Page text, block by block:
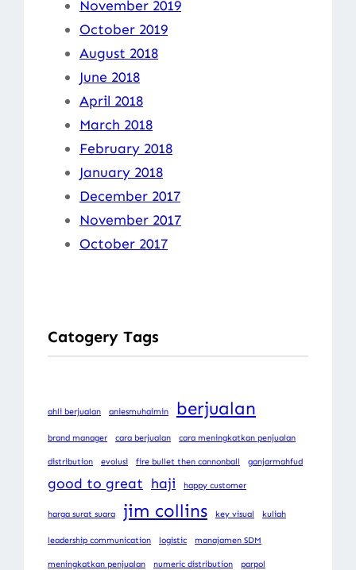
November 2019
October 2019
August 2018
June 2018
April 2018
March 2018
February 2018
January 2018
December 2017
November 2017
October 2017
Catogery Tags
ahli berjualan aniesmuhaimin berjualan
brand manager cara berjualan cara meningkatkan penjualan
distribution evolusi fire bullet then cannonball ganjarmahfud
good to great haji happy customer
harga surat suara jim collins key visual kuliah
leadership communication logistic manajamen SDM
meningkatkan penjualan numeric distribution parpol